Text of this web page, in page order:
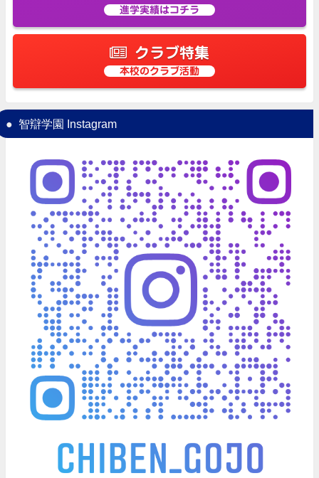
進学実績はコチラ
クラブ特集
本校のクラブ活動
智辯学園 Instagram